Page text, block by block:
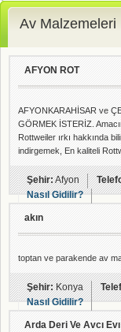
Av Malzemeleri
AFYON ROT
AFYONKARAHİSAR ve
GÖRMEK İSTERİZ.
Rottweiler ırkı hakkında
indirgemek, En kaliteli
değerlendirmek ve çözüm
suistimal edecek kişileri
üretim ırk standartlar
Şehir:Afyon
Nasıl Gidilir?
akın
toptan ve parakende av
Şehir:Konya
Nasıl Gidilir?
Arda Deri Ve Avcı Evı